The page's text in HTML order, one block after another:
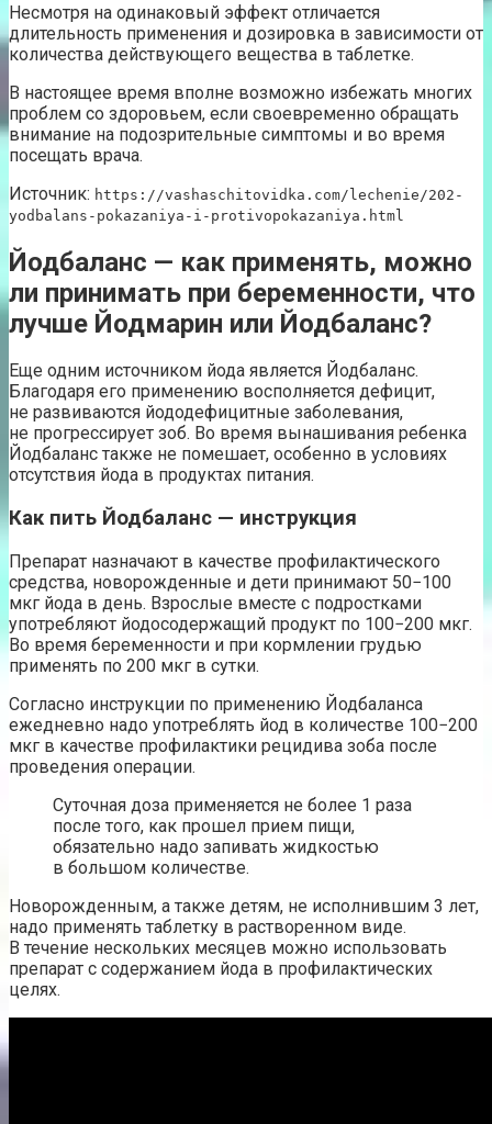
Несмотря на одинаковый эффект отличается
длительность применения и дозировка в зависимости от
количества действующего вещества в таблетке.
В настоящее время вполне возможно избежать многих
проблем со здоровьем, если своевременно обращать
внимание на подозрительные симптомы и во время
посещать врача.
Источник: https://vashaschitovidka.com/lechenie/202-
yodbalans-pokazaniya-i-protivopokazaniya.html
Йодбаланс — как применять, можно
ли принимать при беременности, что
лучше Йодмарин или Йодбаланс?
Еще одним источником йода является Йодбаланс.
Благодаря его применению восполняется дефицит,
не развиваются йододефицитные заболевания,
не прогрессирует зоб. Во время вынашивания ребенка
Йодбаланс также не помешает, особенно в условиях
отсутствия йода в продуктах питания.
Как пить Йодбаланс — инструкция
Препарат назначают в качестве профилактического
средства, новорожденные и дети принимают 50−100
мкг йода в день. Взрослые вместе с подростками
употребляют йодосодержащий продукт по 100−200 мкг.
Во время беременности и при кормлении грудью
применять по 200 мкг в сутки.
Согласно инструкции по применению Йодбаланса
ежедневно надо употреблять йод в количестве 100−200
мкг в качестве профилактики рецидива зоба после
проведения операции.
Суточная доза применяется не более 1 раза
после того, как прошел прием пищи,
обязательно надо запивать жидкостью
в большом количестве.
Новорожденным, а также детям, не исполнившим 3 лет,
надо применять таблетку в растворенном виде.
В течение нескольких месяцев можно использовать
препарат с содержанием йода в профилактических
целях.